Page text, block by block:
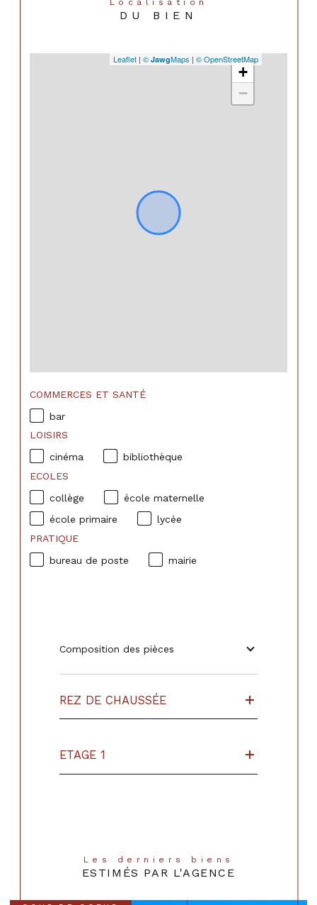
DU BIEN
+
−
Leaflet | © JawgMaps | © OpenStreetMap
COMMERCES ET SANTÉ
bar
LOISIRS
cinéma
bibliothèque
ECOLES
collège
école maternelle
école primaire
lycée
PRATIQUE
bureau de poste
mairie
Composition des pièces
REZ DE CHAUSSÉE
ETAGE 1
Les derniers biens
ESTIMÉS PAR L'AGENCE